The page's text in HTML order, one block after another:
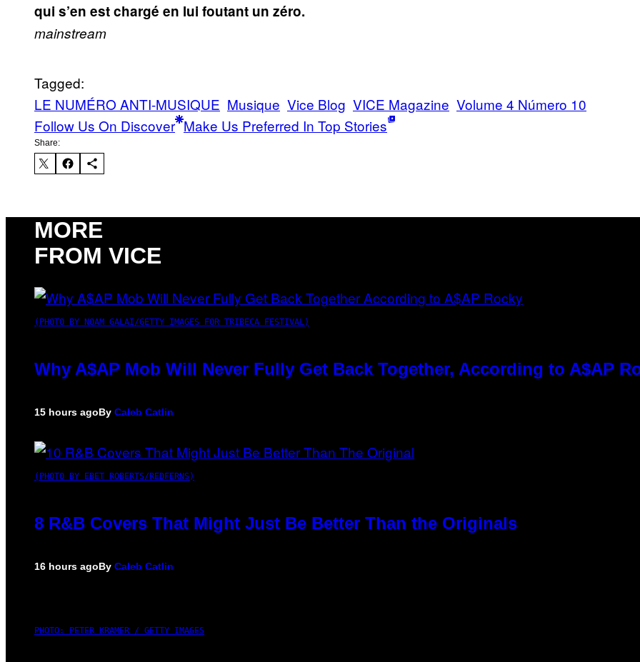
qui s’en est chargé en lui foutant un zéro.
mainstream
Tagged:
LE NUMÉRO ANTI-MUSIQUE Musique Vice Blog VICE Magazine Volume 4 Número 10
Follow Us On Discover Make Us Preferred In Top Stories
Share:
MORE
FROM VICE
(PHOTO BY NOAM GALAI/GETTY IMAGES FOR TRIBECA FESTIVAL)
Why A$AP Mob Will Never Fully Get Back Together, According to A$AP
15 hours agoBy Caleb Catlin
(PHOTO BY EBET ROBERTS/REDFERNS)
8 R&B Covers That Might Just Be Better Than the Originals
16 hours agoBy Caleb Catlin
PHOTO: PETER KRAMER / GETTY IMAGES